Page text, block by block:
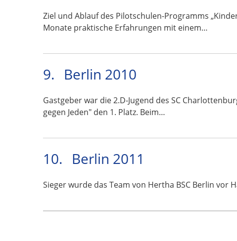
Ziel und Ablauf des Pilotschulen-Programms
Monate praktische Erfahrungen mit einem…
9. Berlin 2010
Gastgeber war die 2.D-Jugend des SC
gegen Jeden" den 1. Platz. Beim…
10. Berlin 2011
Sieger wurde das Team von Hertha BSC Berlin vor